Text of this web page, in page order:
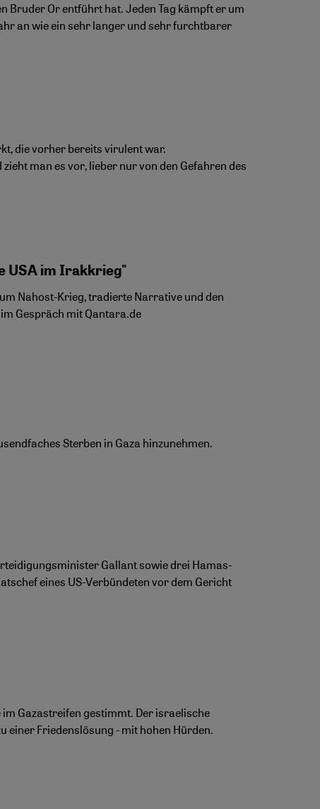
Bruder Or entführt hat. Jeden Tag kämpft er um
an wie ein sehr langer und sehr furchtbarer
die vorher bereits virulent war.
man es vor, lieber nur von den Gefahren des
USA im Irakkrieg"
Nahost-Krieg, tradierte Narrative und den
Gespräch mit Qantara.de
Sterben in Gaza hinzunehmen.
Gallant sowie drei Hamas-
eines US-Verbündeten vor dem Gericht
Gazastreifen gestimmt. Der israelische
einer Friedenslösung - mit hohen Hürden.